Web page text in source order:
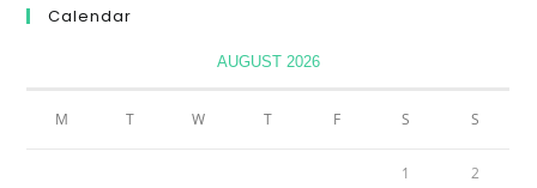
Calendar
AUGUST 2026
M T W T F S S
1 2